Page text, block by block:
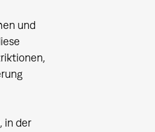
und
in der